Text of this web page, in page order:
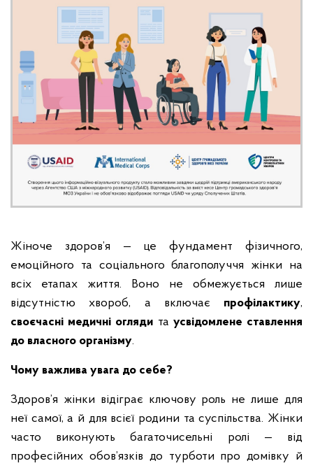
Жіноче здоров’я — це фундамент фізичного,
емоційного та соціального благополуччя жінки на
всіх етапах життя. Воно не обмежується лише
відсутністю хвороб, а включає профілактику,
своєчасні медичні огляди та усвідомлене ставлення
до власного організму.
Чому важлива увага до себе?
Здоров’я жінки відіграє ключову роль не лише для
неї самої, а й для всієї родини та суспільства. Жінки
часто виконують багаточисельні ролі — від
професійних обов’язків до турботи про домівку й